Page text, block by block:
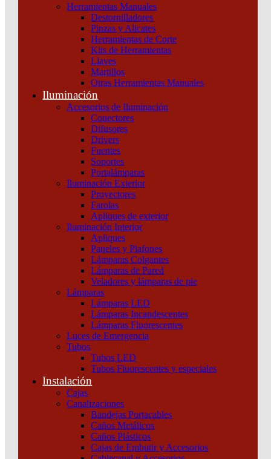
Herramientas Manuales
Destornilladores
Pinzas y Alicates
Herramientas de Corte
Kits de Herramientas
Llaves
Martillos
Otras Herramientas Manuales
Iluminación
Accesorios de Iluminación
Conectores
Difusores
Drivers
Fuentes
Soportes
Portalámparas
Iluminación Exterior
Proyectores
Farolas
Apliques de exterior
Iluminación Interior
Apliques
Paneles y Plafones
Lámparas Colgantes
Lámparas de Pared
Veladores y lámparas de pie
Lámparas
Lámparas LED
Lámparas Incandescentes
Lámparas Fluorescentes
Luces de Emergencia
Tubos
Tubos LED
Tubos Fluorescentes y especiales
Instalación
Cajas
Canalizaciones
Bandejas Portacables
Caños Metálicos
Caños Plásticos
Cajas de Embutir y Accesorios
Componentes para Tableros
Gabinetes
UPS y Protectores de Tensión
¿Tenes alguna consulta?
(011) 4253-9024
(011) 4600-8175
Hipólito Yrigoyen 429, Quilmes (1878)
Buenos Aires - Argentina
Menu
Contactanos
Novedades